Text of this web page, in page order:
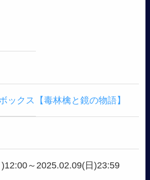
ックス【毒林檎と鏡の物語】
～2025.02.09(日)23:59